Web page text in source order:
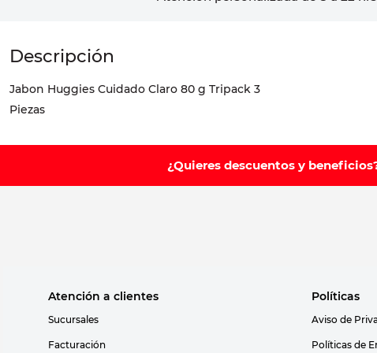
Jabon Huggies Cuidado Claro 80 g Tripack 3
Piezas
¿Quieres descuentos y
Atención a clientes
Sucursales
Facturación
Políticas
Aviso de
Políticas de